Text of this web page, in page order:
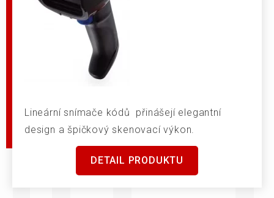
Lineární snímače kódů přinášejí elegantní
design a špičkový skenovací výkon.
DETAIL PRODUKTU